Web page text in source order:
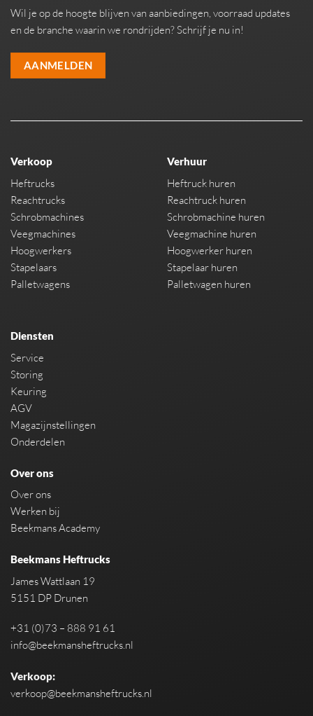
Wil je op de hoogte blijven van aanbiedingen, voorraad updates
en de branche waarin we rondrijden? Schrijf je nu in!
AANMELDEN
Verkoop
Heftrucks
Reachtrucks
Schrobmachines
Veegmachines
Hoogwerkers
Stapelaars
Palletwagens
Verhuur
Heftruck huren
Reachtruck huren
Schrobmachine huren
Veegmachine huren
Hoogwerker huren
Stapelaar huren
Palletwagen huren
Diensten
Service
Storing
Keuring
AGV
Magazijnstellingen
Onderdelen
Over ons
Over ons
Werken bij
Beekmans Academy
Beekmans Heftrucks
James Wattlaan 19
5151 DP Drunen
+31 (0)73 – 888 91 61
info@beekmansheftrucks.nl
Verkoop:
verkoop@beekmansheftrucks.nl